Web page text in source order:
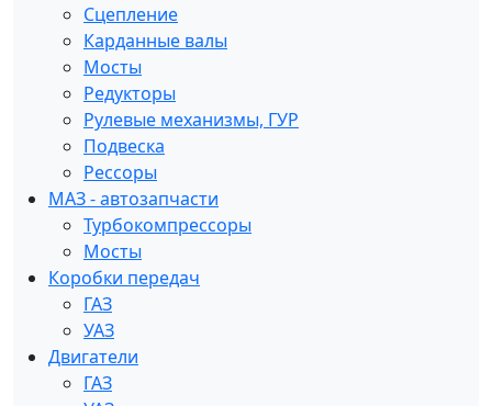
Сцепление
Карданные валы
Мосты
Редукторы
Рулевые механизмы, ГУР
Подвеска
Рессоры
МАЗ - автозапчасти
Турбокомпрессоры
Мосты
Коробки передач
ГАЗ
УАЗ
Двигатели
ГАЗ